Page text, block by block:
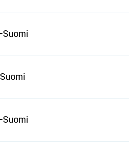
Suomi
Suomi